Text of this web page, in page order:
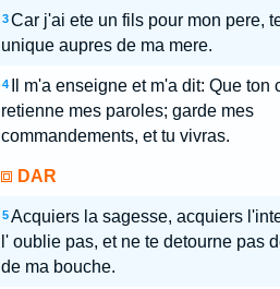
3 Car j'ai ete un fils pour mon pere,
unique aupres de ma mere.
4
Il m'a enseigne et m'a dit: Que ton
retienne mes paroles; garde mes
commandements, et tu vivras.
DAR
5 Acquiers la sagesse, acquiers
l' oublie pas, et ne te detourne pas
de ma bouche.